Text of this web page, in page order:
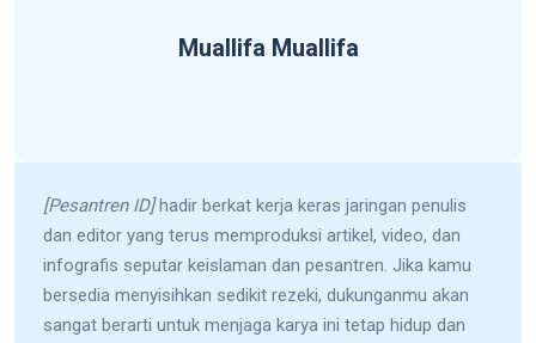
Muallifa Muallifa
[Pesantren ID]hadir berkat kerja keras jaringan penulis
dan editor yang terus memproduksi artikel, video, dan
infografis seputar keislaman dan pesantren. Jika kamu
bersedia menyisihkan sedikit rezeki, dukunganmu akan
sangat berarti untuk menjaga karya ini tetap hidup dan